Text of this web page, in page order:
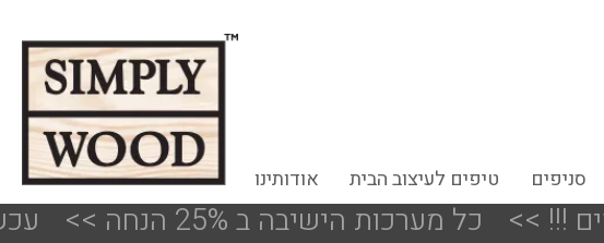
סניפים טיפים לעיצוב הבית אודותינו
!!! עכשיו 50%-30% הנחה על פריטים מעודפים ותצוגות הסניפים << כל מערכות הישיבה ב 25% הנחה